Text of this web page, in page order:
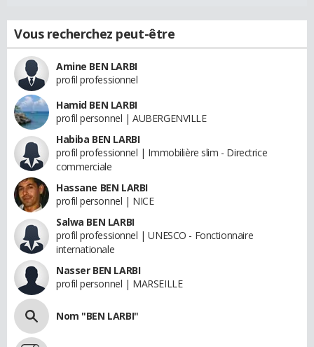
Vous recherchez peut-être
Amine BEN LARBI
profil professionnel
Hamid BEN LARBI
profil personnel | AUBERGENVILLE
Habiba BEN LARBI
profil professionnel | Immobilière slim - Directrice
commerciale
Hassane BEN LARBI
profil personnel | NICE
Salwa BEN LARBI
profil professionnel | UNESCO - Fonctionnaire
internationale
Nasser BEN LARBI
profil personnel | MARSEILLE
Nom "BEN LARBI"